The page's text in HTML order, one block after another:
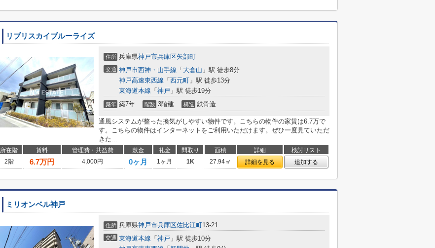
リブリスカイブルーライズ
住所 兵庫県神戸市兵庫区矢部町
交通 神戸市西神・山手線 「 大倉山 」駅 徒歩8分
神戸高速東西線 「 西元町 」駅 徒歩13分
東海道本線 「 神戸 」駅 徒歩19分
築年 築7年 階数 3階建 構造 鉄骨造
通風システムが整った換気がしやすい物件です。こちらの物件の家賃は6.7万で
す。こちらの物件はインターネットをご利用いただけます。ぜひ一度見ていただ
きた...
所在階 賃料 管理費・共益費 敷金 礼金 間取り 面積 詳細
検討リスト
2階
6.7万円 4,000円 0ヶ月 1ヶ月 1K 27.94㎡ 詳細を見る 追加する
ミリオンベル神戸
住所 兵庫県神戸市兵庫区佐比江町13-21
交通 東海道本線 「 神戸 」駅 徒歩10分